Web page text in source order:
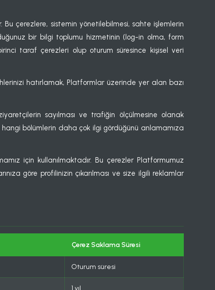
çerezlere, sistemin yönetilebilmesi, sahte işlemlerin
bir bilgi toplumu hizmetinin (log-in olma, form
taraf çerezleri olup oturum süresince kişisel veri
hatırlamak, Platformlar üzerinde yer alan bazı
sayılması ve trafiğin ölçülmesine olanak
bölümlerin daha çok ilgi gördüğünü anlamamıza
için kullanılmaktadır. Bu çerezler Platformumuz
göre profilinizin çıkarılması ve size ilgili reklamlar
Çerez Saklama Süresi
Oturum süresi
1 yıl